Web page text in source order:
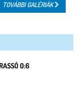
TOVÁBBI GALÉRIÁK
0:6